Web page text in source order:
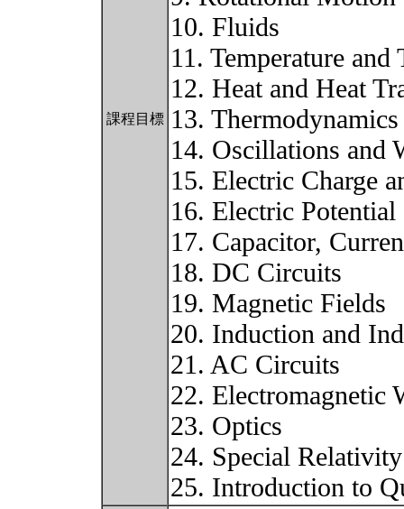
課程目標
10. Fluids
11. Temperature
12. Heat and Heat
13. Thermodynamics
14. Oscillations and
15. Electric Charge
16. Electric
17. Capacitor,
18. DC Circuits
19. Magnetic Fields
20. Induction and
21. AC Circuits
22. Electromagnetic
23. Optics
24. Special Relativity
25. Introduction to